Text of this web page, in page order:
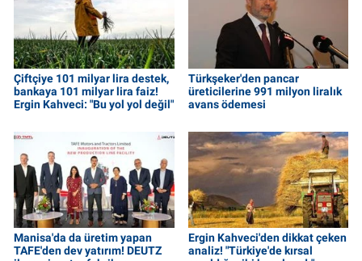
Çiftçiye 101 milyar lira destek,
bankaya 101 milyar lira faiz!
Ergin Kahveci: "Bu yol yol değil"
Türkşeker'den pancar
üreticilerine 991 milyon liralık
avans ödemesi
Manisa'da da üretim yapan
TAFE'den dev yatırım! DEUTZ
Ergin Kahveci'den dikkat çeken
analiz! "Türkiye'de kırsal